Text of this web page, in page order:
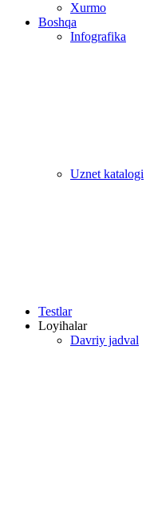
Xurmo
Boshqa
Infografika
Uznet katalogi
Testlar
Loyihalar
Davriy jadval